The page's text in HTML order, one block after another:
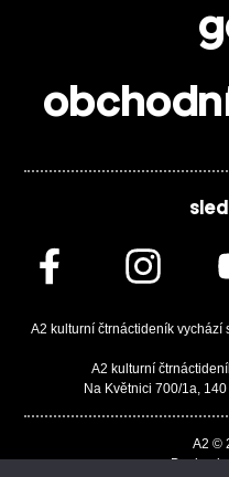
A2 kulturní čtrnáctideník
A2 kulturní
Na Květnici 700/1a,
A2 ©
Design